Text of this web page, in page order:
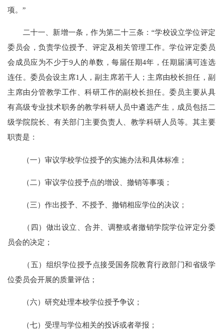
项。”
二十一、新增一条，作为第二十三条：“学校设立学位评定
委员会，负责学位授予、评定及相关管理工作。学位评定委员
会成员应为不少于9人的单数，每届任期4年，任期届满可连选
连任。委员会设主席1人，副主席若干人；主席由校长担任，副
主席由分管教学工作、科研工作的副校长担任。委员主要从具
有高级专业技术职务的教学科研人员中遴选产生，成员包括二
级学院院长、有关部门主要负责人、教学科研人员等。其主要
职责是：
（一）审议学校学位授予的实施办法和具体标准；
（二）审议学位授予点的增设、撤销等事项；
（三）作出授予、不授予、撤销相应学位的决议；
（四）做出设立、合并、调整或者撤销学院学位评定分委
员会的决定；
（五）组织学位授予点接受国务院教育行政部门和省级学
位委员会开展的质量评估；
（六）研究处理本校学位授予争议；
（七）受理与学位相关的投诉或者举报；